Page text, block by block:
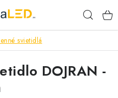
svietidlá
DOJRAN -